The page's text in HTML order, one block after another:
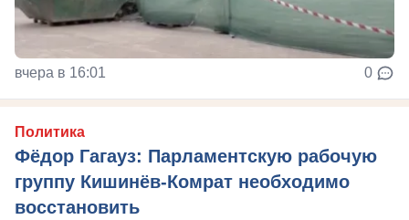
вчера в 16:01 0
Политика
Фёдор Гагауз: Парламентскую рабочую
группу Кишинёв-Комрат необходимо
восстановить